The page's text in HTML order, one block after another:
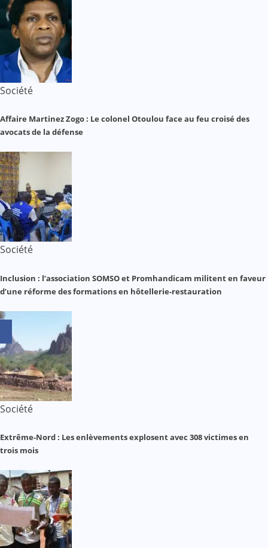
Société
Affaire Martinez Zogo : Le colonel Otoulou face au feu croisé des
avocats de la défense
Société
Inclusion : l’association SOMSO et Promhandicam militent en faveur
d’une réforme des formations en hôtellerie-restauration
Société
Extrême-Nord : Les enlèvements explosent avec 308 victimes en
trois mois